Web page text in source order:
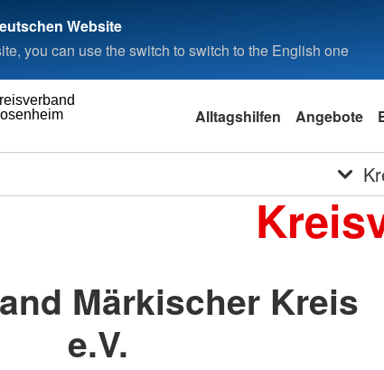
Website
you can use the switch to switch to the English one
Alltagshilfen Angebote
Märkischer Kreis
e.V.